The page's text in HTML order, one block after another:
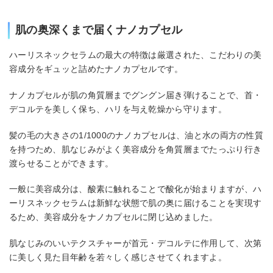
肌の奥深くまで届くナノカプセル
ハーリスネックセラムの最大の特徴は厳選された、こだわりの美
容成分をギュッと詰めたナノカプセルです。
ナノカプセルが肌の角質層までグングン届き弾けることで、首・
デコルテを美しく保ち、ハリを与え乾燥から守ります。
髪の毛の大きさの1/1000のナノカプセルは、油と水の両方の性質
を持つため、肌なじみがよく美容成分を角質層までたっぷり行き
渡らせることができます。
一般に美容成分は、酸素に触れることで酸化が始まりますが、ハ
ーリスネックセラムは新鮮な状態で肌の奥に届けることを実現す
るため、美容成分をナノカプセルに閉じ込めました。
肌なじみのいいテクスチャーが首元・デコルテに作用して、次第
に美しく見た目年齢を若々しく感じさせてくれますよ。